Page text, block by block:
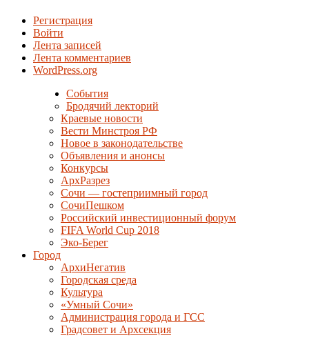
Регистрация
Войти
Лента записей
Лента комментариев
WordPress.org
События
Бродячий лекторий
Краевые новости
Вести Минстроя РФ
Новое в законодательстве
Объявления и анонсы
Конкурсы
АрхРазрез
Сочи — гостеприимный город
СочиПешком
Российский инвестиционный форум
FIFA World Cup 2018
Эко-Берег
Город
АрхиНегатив
Городская среда
Культура
«Умный Сочи»
Администрация города и ГСС
Градсовет и Архсекция